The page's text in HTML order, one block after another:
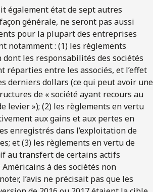
également état de sept autres
générale, ne seront pas aussi
pour la plupart des entreprises
notamment : (1) les règlements
les responsabilités des sociétés
réparties entre les associés, et l’effet
derniers dollars (ce qui peut avoir une
de « société ayant recours au
levier »); (2) les règlements en vertu
aux gains et aux pertes en
enregistrés dans l’exploitation de
et (3) les règlements en vertu de
au transfert de certains actifs
à des sociétés non
l’avis ne précisait pas que les